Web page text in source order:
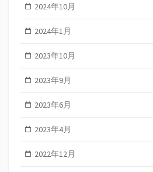
2024年10月
2024年1月
2023年10月
2023年9月
2023年6月
2023年4月
2022年12月